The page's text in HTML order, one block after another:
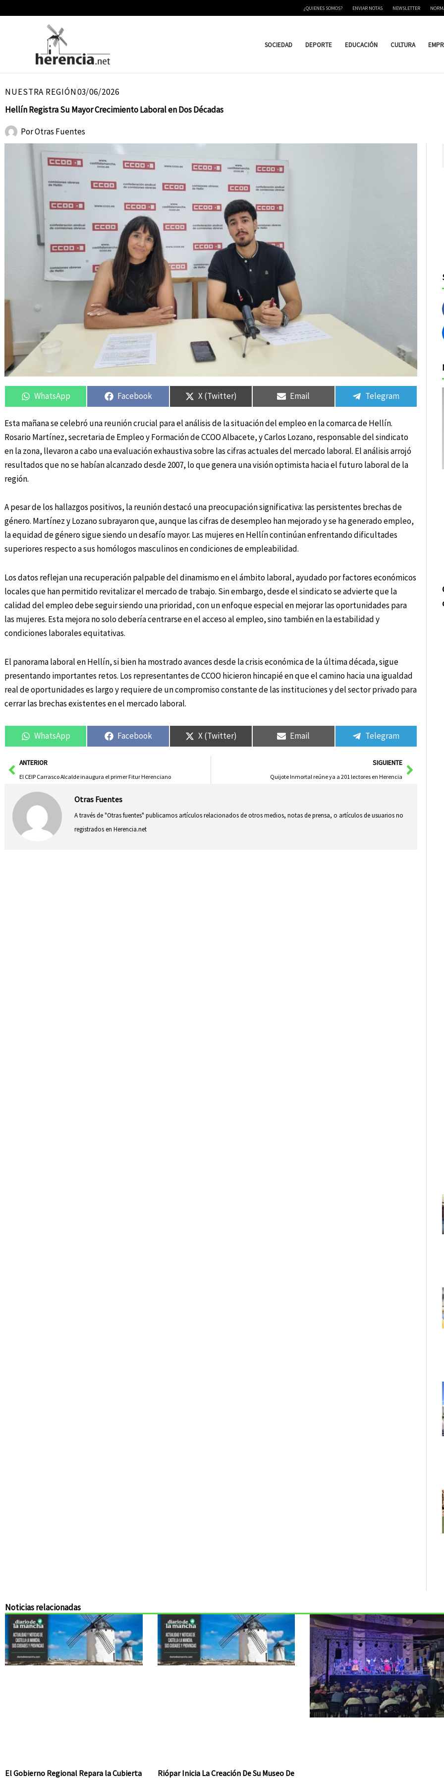
¿QUIENES SOMOS? ENVIAR NOTAS NEWSLETTER
SOCIEDAD DEPORTE EDUCACIÓN CULTURA
NUESTRA REGIÓN03/06/2026
Hellín Registra Su Mayor Crecimiento Laboral en Dos Décadas
PorOtras Fuentes
Compartir
en
WhatsApp
Compartir
en
Facebook
Compartir
en
X (Twitter)
Compartir
en
Email
Compartir
en
Telegram
Esta mañana se celebró una reunión crucial para el análisis de la situación del empleo en la comarca de Hellín.
Rosario Martínez, secretaria de Empleo y Formación de CCOO Albacete, y Carlos Lozano, responsable del sindicato
en la zona, llevaron a cabo una evaluación exhaustiva sobre las cifras actuales del mercado laboral. El análisis arrojó
resultados que no se habían alcanzado desde 2007, lo que genera una visión optimista hacia el futuro laboral de la
región.
A pesar de los hallazgos positivos, la reunión destacó una preocupación significativa: las persistentes brechas de
género. Martínez y Lozano subrayaron que, aunque las cifras de desempleo han mejorado y se ha generado empleo,
la equidad de género sigue siendo un desafío mayor. Las mujeres en Hellín continúan enfrentando dificultades
superiores respecto a sus homólogos masculinos en condiciones de empleabilidad.
Los datos reflejan una recuperación palpable del dinamismo en el ámbito laboral, ayudado por factores económicos
locales que han permitido revitalizar el mercado de trabajo. Sin embargo, desde el sindicato se advierte que la
calidad del empleo debe seguir siendo una prioridad, con un enfoque especial en mejorar las oportunidades para
las mujeres. Esta mejora no solo debería centrarse en el acceso al empleo, sino también en la estabilidad y
condiciones laborales equitativas.
El panorama laboral en Hellín, si bien ha mostrado avances desde la crisis económica de la última década, sigue
presentando importantes retos. Los representantes de CCOO hicieron hincapié en que el camino hacia una igualdad
real de oportunidades es largo y requiere de un compromiso constante de las instituciones y del sector privado para
cerrar las brechas existentes en el mercado laboral.
Compartir
en
WhatsApp
Compartir
en
Facebook
Compartir
en
X (Twitter)
Compartir
en
Email
Compartir
en
Telegram
AntANTERIOR
El CEIP Carrasco Alcalde inaugura el primer Fitur Herenciano
SIGUIENTE
Quijote Inmortal reúne ya a 201 lectores en Herencia
Otras Fuentes
A través de "Otras fuentes" publicamos artículos relacionados de otros medios, notas de prensa, o artículos de usuarios no
registrados en Herencia.net
Noticias relacionadas
El Gobierno Regional Repara la Cubierta Riópar Inicia La Creación De Su Museo De